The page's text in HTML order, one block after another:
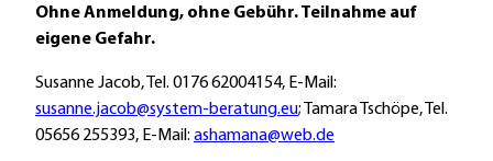
Ohne Anmeldung, ohne Gebühr. Teilnahme auf
eigene Gefahr.
Susanne Jacob, Tel. 0176 62004154, E-Mail:
susanne.jacob@system-beratung.eu; Tamara Tschöpe, Tel.
05656 255393, E-Mail: ashamana@web.de